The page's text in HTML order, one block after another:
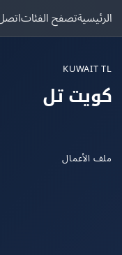
تصفح الفئاتاتصل بنا
تل